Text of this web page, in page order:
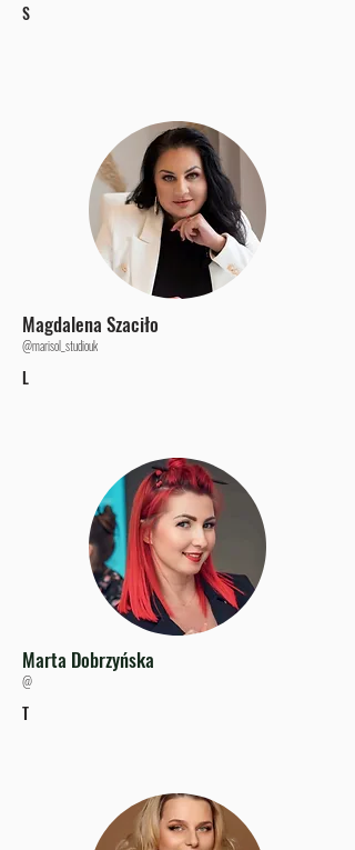
S
Magdalena Szaciło
@marisol_studiouk
L
Marta Dobrzyńska
@
T